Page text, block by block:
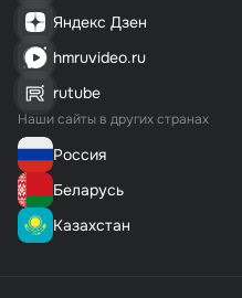
Яндекс Дзен
hmruvideo.ru
rutube
Наши сайты в других странах
Россия
Беларусь
Казахстан